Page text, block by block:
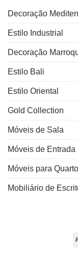
Decoração
Estilo Industrial
Decoração
Estilo Bali
Estilo Oriental
Gold Collection
Móveis de Sala
Móveis de Entrada
Móveis para Quarto
Mobiliário de